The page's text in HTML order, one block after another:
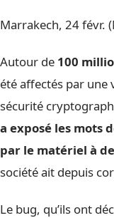
Marrakech, 24 févr.
Autour de 100
été affectés par une
sécurité
a exposé les mots
par le matériel à
société ait depuis
Le bug, qu’ils ont